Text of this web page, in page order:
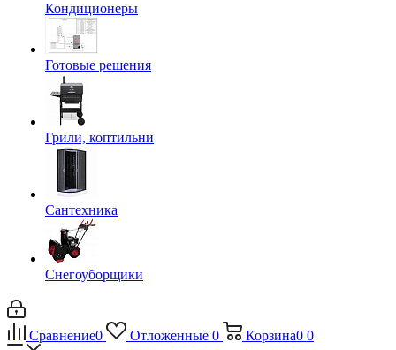
Кондиционеры
Готовые решения
Грили, коптильни
Сантехника
Снегоуборщики
Сравнение0 Отложенные 0 Корзина0 0